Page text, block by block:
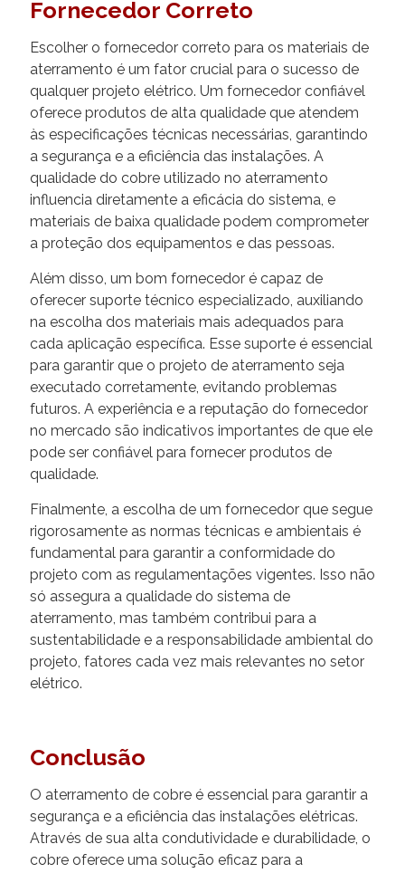
Fornecedor Correto
Escolher o fornecedor correto para os materiais de
aterramento é um fator crucial para o sucesso de
qualquer projeto elétrico. Um fornecedor confiável
oferece produtos de alta qualidade que atendem
às especificações técnicas necessárias, garantindo
a segurança e a eficiência das instalações. A
qualidade do cobre utilizado no aterramento
influencia diretamente a eficácia do sistema, e
materiais de baixa qualidade podem comprometer
a proteção dos equipamentos e das pessoas.
Além disso, um bom fornecedor é capaz de
oferecer suporte técnico especializado, auxiliando
na escolha dos materiais mais adequados para
cada aplicação específica. Esse suporte é essencial
para garantir que o projeto de aterramento seja
executado corretamente, evitando problemas
futuros. A experiência e a reputação do fornecedor
no mercado são indicativos importantes de que ele
pode ser confiável para fornecer produtos de
qualidade.
Finalmente, a escolha de um fornecedor que segue
rigorosamente as normas técnicas e ambientais é
fundamental para garantir a conformidade do
projeto com as regulamentações vigentes. Isso não
só assegura a qualidade do sistema de
aterramento, mas também contribui para a
sustentabilidade e a responsabilidade ambiental do
projeto, fatores cada vez mais relevantes no setor
elétrico.
Conclusão
O aterramento de cobre é essencial para garantir a
segurança e a eficiência das instalações elétricas.
Através de sua alta condutividade e durabilidade, o
cobre oferece uma solução eficaz para a